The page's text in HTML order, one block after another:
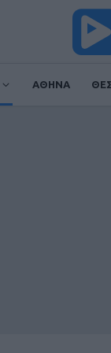
ΑΘΗΝΑ